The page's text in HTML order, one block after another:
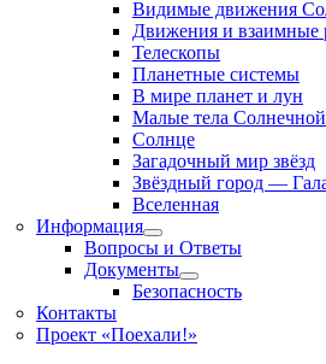
Видимые движения
Движения и взаимные
Телескопы
Планетные системы
В мире планет и лун
Малые тела
Солнце
Загадочный мир звёзд
Звёздный город —
Вселенная
Информация
Show
sub
menu
Вопросы и Ответы
Документы
Show
sub
Безопасность
Контакты
Проект «Поехали!»